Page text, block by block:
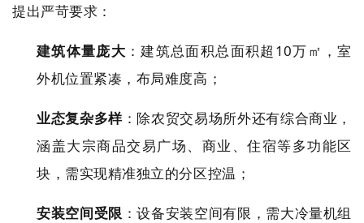
提出严苛要求：
建筑体量庞大 ：建筑总面积总面积超10万㎡，室
外机位置紧凑，布局难度高；
业态复杂多样：除农贸交易场所外还有综合商业，
涵盖大宗商品交易广场、商业、住宿等多功能区
块，需实现精准独立的分区控温；
安装空间受限 ：设备安装空间有限，需大冷量机组